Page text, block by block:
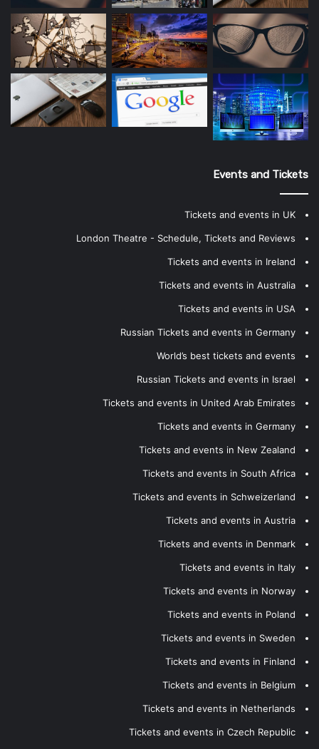
Events and Tickets
Tickets and events in UK
London Theatre - Schedule, Tickets and Reviews
Tickets and events in Ireland
Tickets and events in Australia
Tickets and events in USA
Russian Tickets and events in Germany
World’s best tickets and events
Russian Tickets and events in Israel
Tickets and events in United Arab Emirates
Tickets and events in Germany
Tickets and events in New Zealand
Tickets and events in South Africa
Tickets and events in Schweizerland
Tickets and events in Austria
Tickets and events in Denmark
Tickets and events in Italy
Tickets and events in Norway
Tickets and events in Poland
Tickets and events in Sweden
Tickets and events in Finland
Tickets and events in Belgium
Tickets and events in Netherlands
Tickets and events in Czech Republic